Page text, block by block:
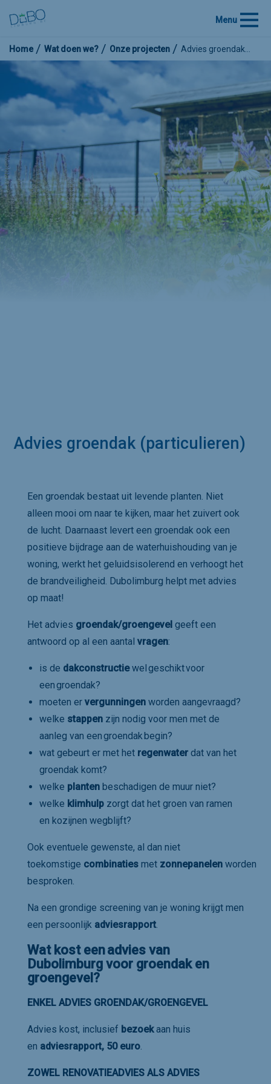
Menu
Home Wat doen we? Onze projecten Advies groendak…
Advies groendak (particulieren)
Een groendak bestaat uit levende planten. Niet
alleen mooi om naar te kijken, maar het zuivert ook
de lucht. Daarnaast levert een groendak ook een
positieve bijdrage aan de waterhuishouding van je
woning, werkt het geluidsisolerend en verhoogt het
de brandveiligheid. Dubolimburg helpt met advies
op maat!
Het advies groendak/groengevel geeft een
antwoord op al een aantal vragen:
is de dakconstructiewel geschikt voor
een groendak?
moeten er vergunningen worden aangevraagd?
welke stappen zijn nodig voor men met de
aanleg van een groendak begin?
wat gebeurt er met het regenwater dat van het
groendak komt?
welke planten beschadigen de muur niet?
welke klimhulp zorgt dat het groen van ramen
en kozijnen wegblijft?
Ook eventuele gewenste, al dan niet
toekomstige combinaties met zonnepanelen worden
besproken.
Na een grondige screening van je woning krijgt men
een persoonlijk adviesrapport
Wat kost eenadvies van
Dubolimburg voor groendak en
groengevel ?
ENKEL ADVIES GROENDAK/GROENGEVEL
Advies kost, inclusief bezoekaan huis
en adviesrapport, 50 euro
ZOWEL RENOVATIEADVIES ALS ADVIES